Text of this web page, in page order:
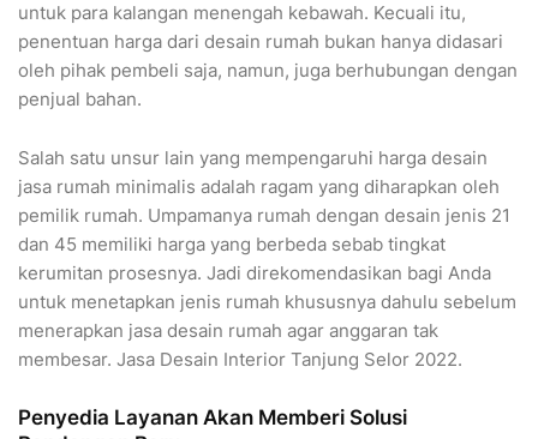
untuk para kalangan menengah kebawah. Kecuali itu,
penentuan harga dari desain rumah bukan hanya didasari
oleh pihak pembeli saja, namun, juga berhubungan dengan
penjual bahan.
Salah satu unsur lain yang mempengaruhi harga desain
jasa rumah minimalis adalah ragam yang diharapkan oleh
pemilik rumah. Umpamanya rumah dengan desain jenis 21
dan 45 memiliki harga yang berbeda sebab tingkat
kerumitan prosesnya. Jadi direkomendasikan bagi Anda
untuk menetapkan jenis rumah khususnya dahulu sebelum
menerapkan jasa desain rumah agar anggaran tak
membesar. Jasa Desain Interior Tanjung Selor 2022.
Penyedia Layanan Akan Memberi Solusi